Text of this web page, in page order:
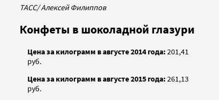
ТАСС/ Алексей Филиппов
Конфеты в шоколадной глазури
Цена за килограмм в августе 2014 года: 201,41
руб.
Цена за килограмм в августе 2015 года: 261,13
руб.